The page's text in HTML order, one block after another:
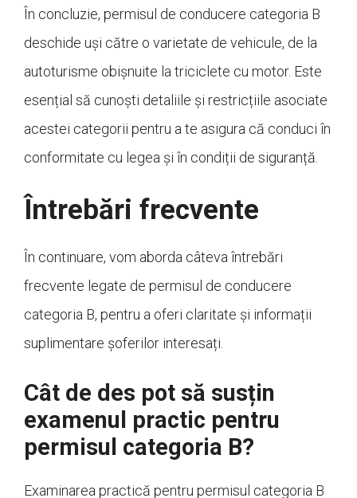
În concluzie, permisul de conducere categoria B
deschide uși către o varietate de vehicule, de la
autoturisme obișnuite la triciclete cu motor. Este
esențial să cunoști detaliile și restricțiile asociate
acestei categorii pentru a te asigura că conduci în
conformitate cu legea și în condiții de siguranță.
Întrebări frecvente
În continuare, vom aborda câteva întrebări
frecvente legate de permisul de conducere
categoria B, pentru a oferi claritate și informații
suplimentare șoferilor interesați.
Cât de des pot să susțin
examenul practic pentru
permisul categoria B?
Examinarea practică pentru permisul categoria B